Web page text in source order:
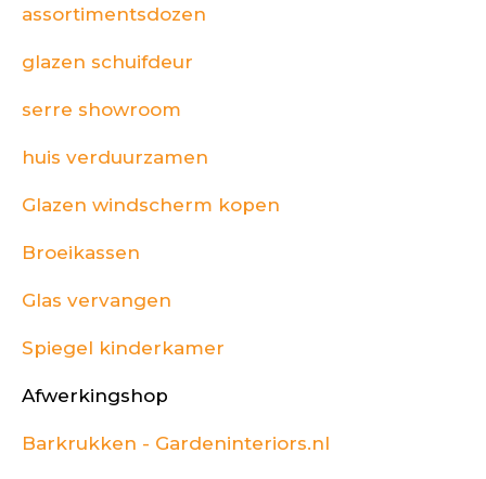
assortimentsdozen
glazen schuifdeur
serre showroom
huis verduurzamen
Glazen windscherm kopen
Broeikassen
Glas vervangen
Spiegel kinderkamer
Afwerkingshop
Barkrukken - Gardeninteriors.nl